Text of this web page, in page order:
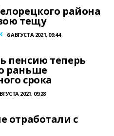
района
тещу
6 АВГУСТА 2021, 09:44
пенсию теперь
раньше
срока
2021, 09:28
отработали с